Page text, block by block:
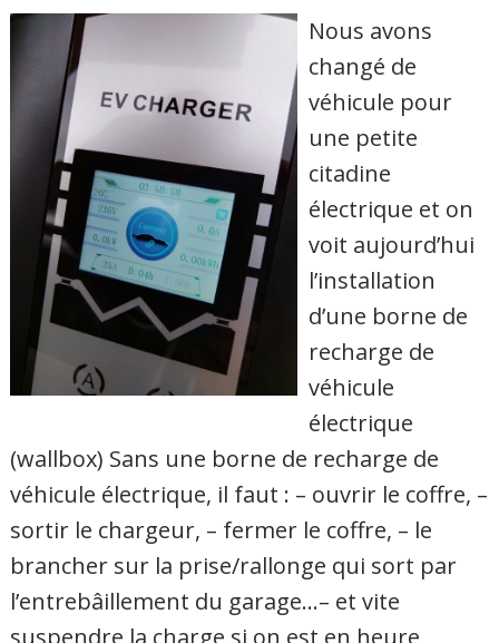
Nous avons
changé de
véhicule pour
une petite
citadine
électrique et on
voit aujourd’hui
l’installation
d’une borne de
recharge de
véhicule
électrique
(wallbox) Sans une borne de recharge de
véhicule électrique, il faut : – ouvrir le coffre, –
sortir le chargeur, – fermer le coffre, – le
brancher sur la prise/rallonge qui sort par
l’entrebâillement du garage…– et vite
suspendre la charge si on est en heure